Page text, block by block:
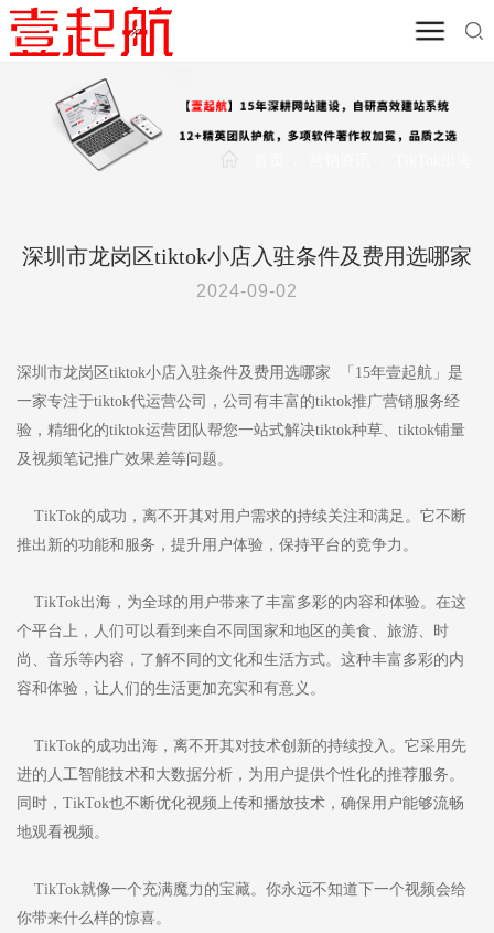
深圳市龙岗区tiktok小店入驻条件及费用选哪家
2024-09-02
深圳市龙岗区tiktok小店入驻条件及费用选哪家 「15年壹起航」是
一家专注于tiktok代运营公司，公司有丰富的tiktok推广营销服务经
验，精细化的tiktok运营团队帮您一站式解决tiktok种草、tiktok铺量
及视频笔记推广效果差等问题。
TikTok的成功，离不开其对用户需求的持续关注和满足。它不断
推出新的功能和服务，提升用户体验，保持平台的竞争力。
TikTok出海，为全球的用户带来了丰富多彩的内容和体验。在这
个平台上，人们可以看到来自不同国家和地区的美食、旅游、时
尚、音乐等内容，了解不同的文化和生活方式。这种丰富多彩的内
容和体验，让人们的生活更加充实和有意义。
TikTok的成功出海，离不开其对技术创新的持续投入。它采用先
进的人工智能技术和大数据分析，为用户提供个性化的推荐服务。
同时，TikTok也不断优化视频上传和播放技术，确保用户能够流畅
地观看视频。
TikTok就像一个充满魔力的宝藏。你永远不知道下一个视频会给
你带来什么样的惊喜。